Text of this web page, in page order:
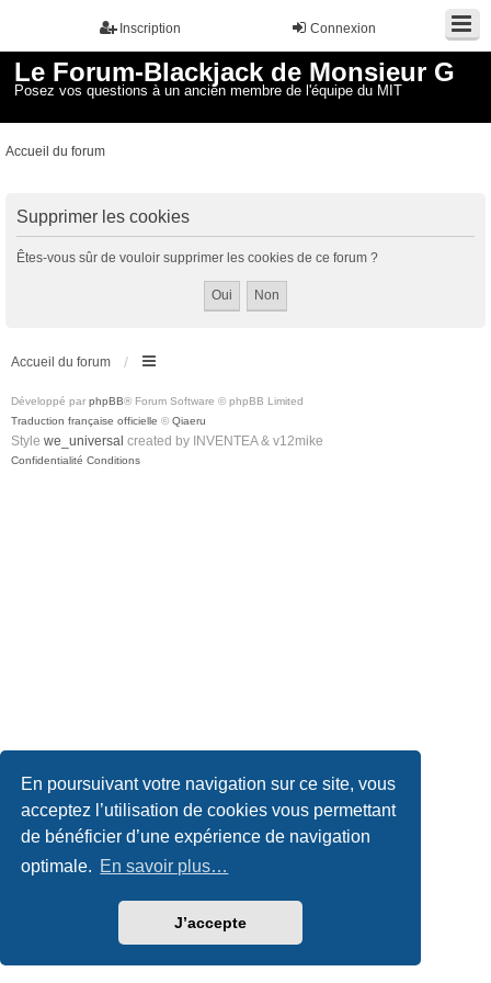
En poursuivant votre navigation sur ce site, vous
acceptez l’utilisation de cookies vous permettant
de bénéficier d’une expérience de navigation
optimale. En savoir plus…
J’accepte
Connexion
Inscription
Le Forum-Blackjack de Monsieur G
Posez vos questions à un ancien membre de l'équipe du MIT
Accueil du forum
Supprimer les cookies
Êtes-vous sûr de vouloir supprimer les cookies de ce forum ?
Accueil du forum
Développé par phpBB® Forum Software © phpBB Limited
Traduction française officielle © Qiaeru
Style we_universal created by INVENTEA & v12mike
Confidentialité Conditions